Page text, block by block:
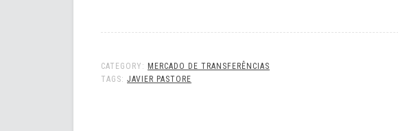
CATEGORY: MERCADO DE TRANSFERÊNCIAS
TAGS: JAVIER PASTORE